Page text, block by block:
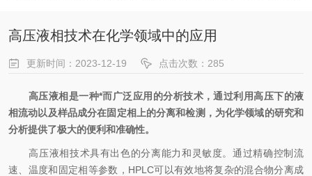
高压液相技术在化学领域中的应用
更新时间：2023-12-19 点击次数：285
高压液相是一种*而广泛应用的分析技术，通过利用高压下的液
相流动以及样品成分在固定相上的分离和检测，为化学领域的研究和
分析提供了极大的便利和准确性。
高压液相技术具有出色的分离能力和灵敏度。通过精确控制流
速、温度和固定相等参数，HPLC可以有效地将复杂的混合物分离成